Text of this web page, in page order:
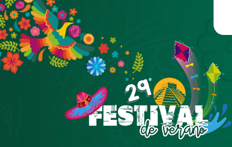
Pasar al contenido principal